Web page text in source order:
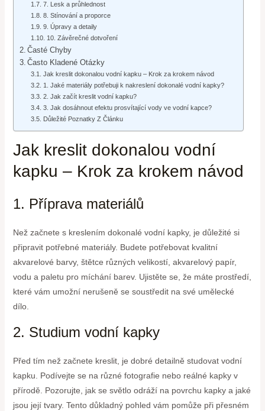
7. Lesk a průhlednost
8. Stínování a proporce
9. Úpravy a detaily
10. Závěrečné dotvoření
Časté Chyby
Často Kladené Otázky
Jak kreslit dokonalou vodní kapku – Krok za krokem návod
1. Jaké materiály potřebuji k nakreslení dokonalé vodní kapky?
2. Jak začít kreslit vodní kapku?
3. Jak dosáhnout efektu prosvítající vody ve vodní kapce?
Důležité Poznatky Z Článku
Jak kreslit dokonalou vodní
kapku – Krok za krokem návod
1. Příprava materiálů
Než začnete s kreslením dokonalé vodní kapky, je důležité si
připravit potřebné materiály. Budete potřebovat kvalitní
akvarelové barvy, štětce různých velikostí, akvarelový papír,
vodu a paletu pro míchání barev. Ujistěte se, že máte prostředí,
které vám umožní nerušeně se soustředit na své umělecké
dílo.
2. Studium vodní kapky
Před tím než začnete kreslit, je dobré detailně studovat vodní
kapku. Podívejte se na různé fotografie nebo reálné kapky v
přírodě. Pozorujte, jak se světlo odráží na povrchu kapky a jaké
jsou její tvary. Tento důkladný pohled vám pomůže při přesném